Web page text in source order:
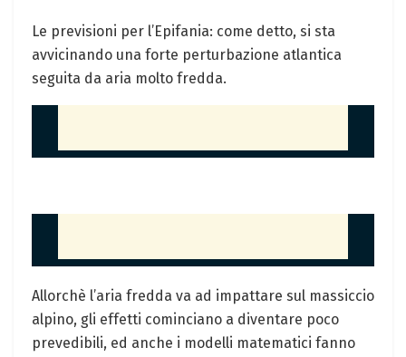
Le previsioni per l’Epifania: come detto, si sta
avvicinando una forte perturbazione atlantica
seguita da aria molto fredda.
Allorchè l’aria fredda va ad impattare sul massiccio
alpino, gli effetti cominciano a diventare poco
prevedibili, ed anche i modelli matematici fanno